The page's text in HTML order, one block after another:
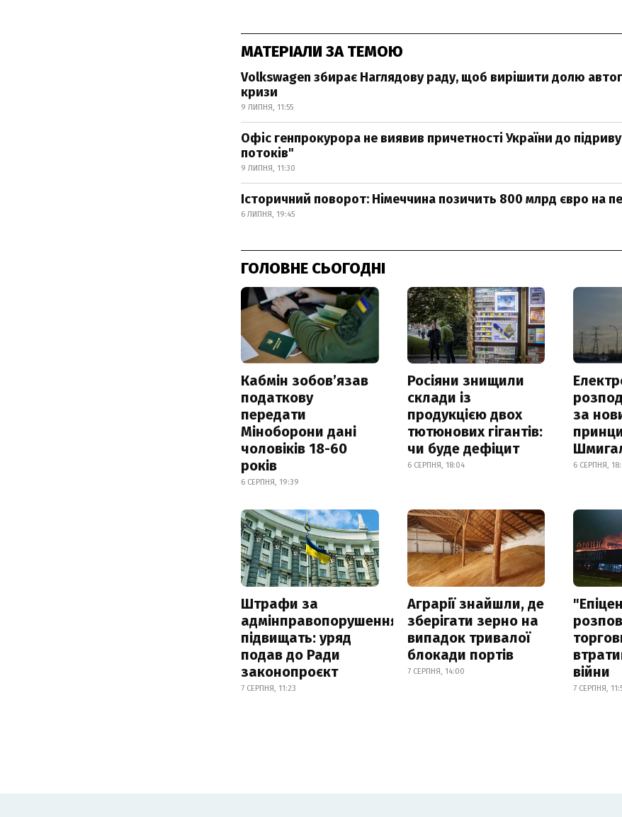
МАТЕРІАЛИ ЗА ТЕМОЮ
Volkswagen збирає Наглядову раду, щоб вирішити долю
кризи
9 ЛИПНЯ, 11:55
Офіс генпрокурора не виявив причетності України до
потоків"
9 ЛИПНЯ, 11:30
Історичний поворот: Німеччина позичить 800 млрд євро на
6 ЛИПНЯ, 19:45
ГОЛОВНЕ СЬОГОДНІ
Кабмін зобовʼязав
податкову
передати
Міноборони дані
чоловіків 18-60
років
6 СЕРПНЯ, 19:39
Росіяни знищили
склади із
продукцією двох
тютюнових гігантів:
чи буде дефіцит
6 СЕРПНЯ, 18:04
за
6 СЕРПНЯ,
Штрафи за
адмінправопорушення
підвищать: уряд
подав до Ради
законопроєкт
7 СЕРПНЯ, 11:23
Аграрії знайшли, де
зберігати зерно на
випадок тривалої
блокади портів
7 СЕРПНЯ, 14:00
війни
7 СЕРПНЯ,